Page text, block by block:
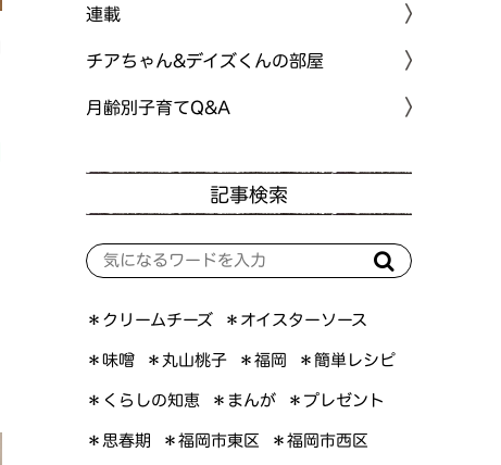
連載
チアちゃん&デイズくんの部屋
月齢別子育てQ&A
記事検索
＊クリームチーズ ＊オイスターソース
＊味噌 ＊丸山桃子 ＊福岡 ＊簡単レシピ
＊くらしの知恵 ＊まんが ＊プレゼント
＊思春期 ＊福岡市東区 ＊福岡市西区